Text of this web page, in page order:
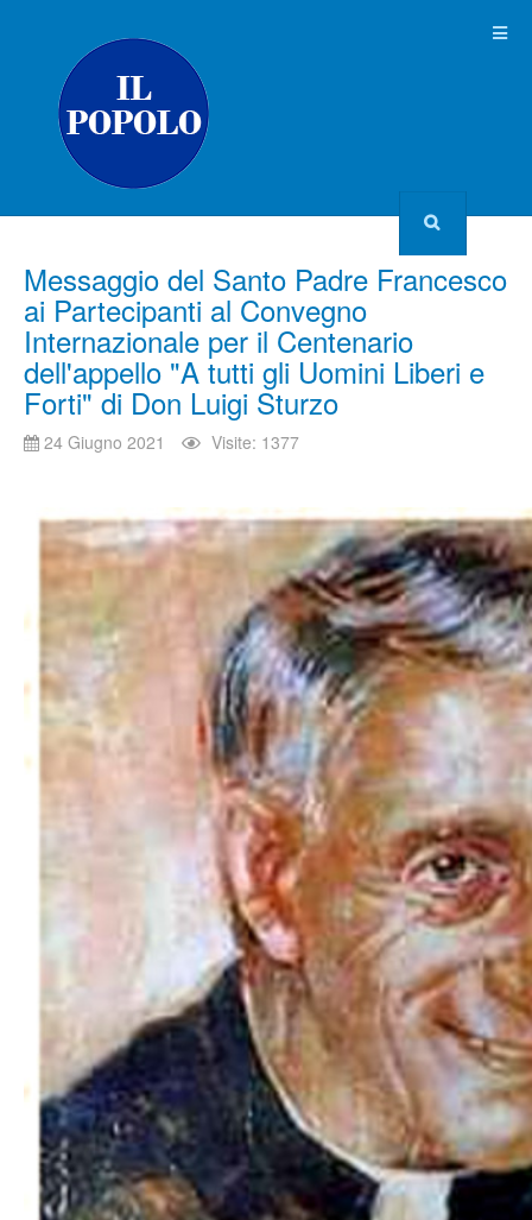
Messaggio del Santo Padre Francesco
ai Partecipanti al Convegno
Internazionale per il Centenario
dell'appello "A tutti gli Uomini Liberi e
Forti" di Don Luigi Sturzo
24 Giugno 2021 Visite: 1377